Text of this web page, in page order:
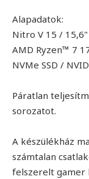
Alapadatok:
Nitro V 15 / 15,6"
AMD Ryzen™ 7
NVMe SSD /
Páratlan
sorozatot.
A készülékház
számtalan
felszerelt gamer